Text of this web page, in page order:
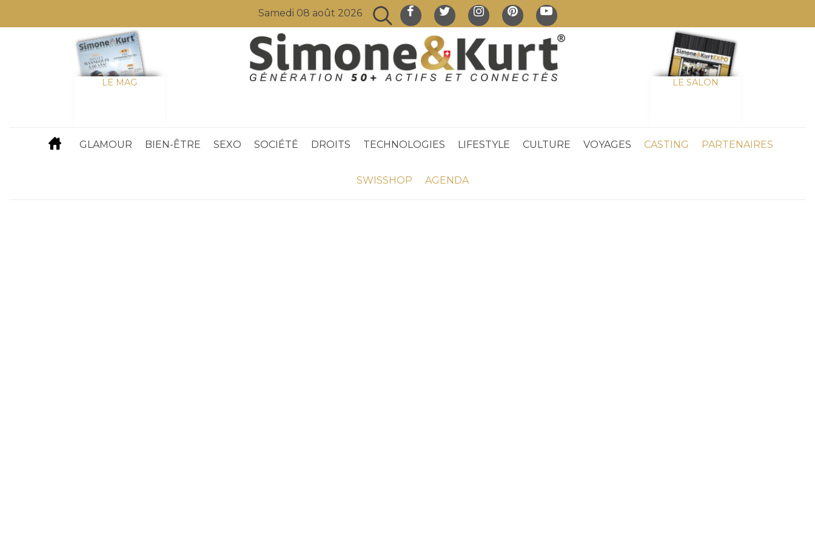
Samedi 08 août 2026
LE SALON
LE MAG
GLAMOUR BIEN-ÊTRE SEXO SOCIÉTÉ DROITS TECHNOLOGIES LIFESTYLE CULTURE VOYAGES CASTING PARTENAIRES
SWISSHOP AGENDA